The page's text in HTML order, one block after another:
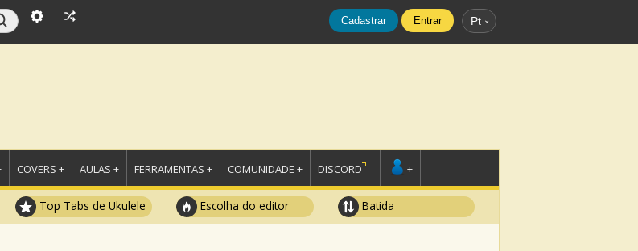
Cadastrar Entrar Pt
COVERS + AULAS + FERRAMENTAS + COMUNIDADE + DISCORD +
Top Tabs de Ukulele Escolha do editor Batida